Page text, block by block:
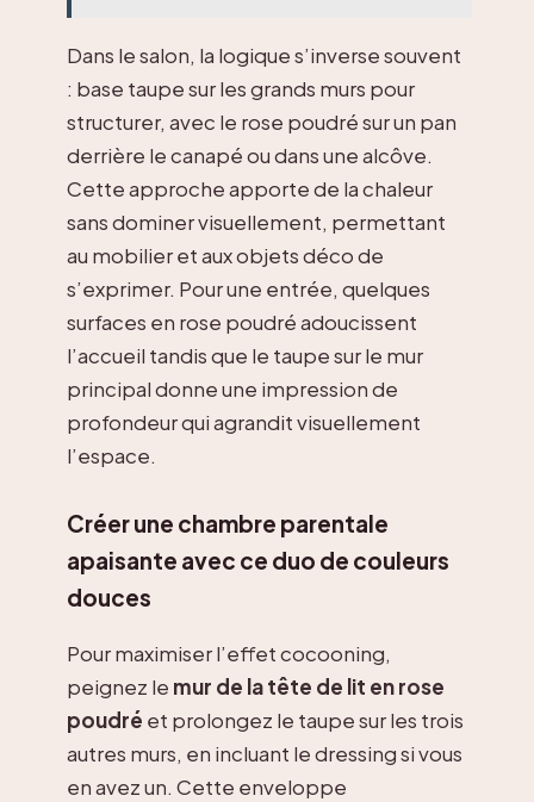
Dans le salon, la logique s’inverse souvent
: base taupe sur les grands murs pour
structurer, avec le rose poudré sur un pan
derrière le canapé ou dans une alcôve.
Cette approche apporte de la chaleur
sans dominer visuellement, permettant
au mobilier et aux objets déco de
s’exprimer. Pour une entrée, quelques
surfaces en rose poudré adoucissent
l’accueil tandis que le taupe sur le mur
principal donne une impression de
profondeur qui agrandit visuellement
l’espace.
Créer une chambre parentale
apaisante avec ce duo de couleurs
douces
Pour maximiser l’effet cocooning,
peignez le mur de la tête de lit en rose
poudré et prolongez le taupe sur les trois
autres murs, en incluant le dressing si vous
en avez un. Cette enveloppe